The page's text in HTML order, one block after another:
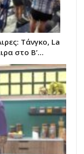
Τάνγκο, La
στο Β’…